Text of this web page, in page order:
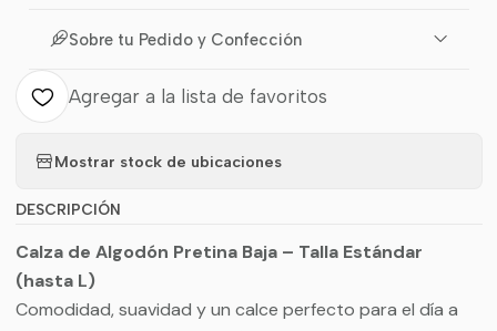
Sobre tu Pedido y Confección
Agregar a la lista de favoritos
Mostrar stock de ubicaciones
DESCRIPCIÓN
Calza de Algodón Pretina Baja – Talla Estándar
(hasta L)
Comodidad, suavidad y un calce perfecto para el día a